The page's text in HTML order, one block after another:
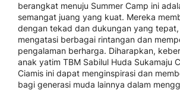
berangkat menuju Summer Camp ini
semangat juang yang kuat. Mereka
dengan tekad dan dukungan yang tepat,
mengatasi berbagai rintangan dan
pengalaman berharga. Diharapkan,
anak yatim TBM Sabilul Huda Sukamaju
Ciamis ini dapat menginspirasi dan
bagi generasi muda lainnya dalam